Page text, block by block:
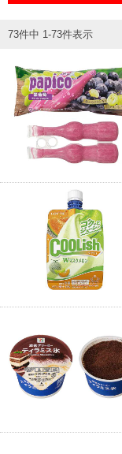
食の安全・安心への
ギフト
プリペイドカード・
ニンテンドー・ダウ
マルチコピー機でで
コピー
プリント
ファクス
チケット
プリペイドサービス
スポーツ振興くじ
便利なサービス
宅配便
切手・はがき・印紙
セブン銀行ATM
ご利用可能なお支払
各種料金のお支払い
スマホプリペイド
レジでApple
チケットサービス
セブンチケット
チケットぴあ
イープラス
CNプレイガイド
セブン‐イレブンでお
タワーレコード
セブンネットショッ
停電時のサービス停
ニュースリリース
ごあいさつ
企業理念
会社概要
貸借対照表・損益計
国内店舗数
売上高、店舗数推移
セブン‐イレブンの海
サステナビリティ
サステナビリティト
セブン＆アイ・ホー
サステナビリティ活
サステナビリティ推
GREEN
4VISIONS
サステナビリティニ
サステナビリティレ
加盟店オーナー
店舗検索
お問い合わせ
Language
中文[繁體字](服務)
简体中文(服务)
ภาษาไทย(บริการ)
73件中 1-73件表示